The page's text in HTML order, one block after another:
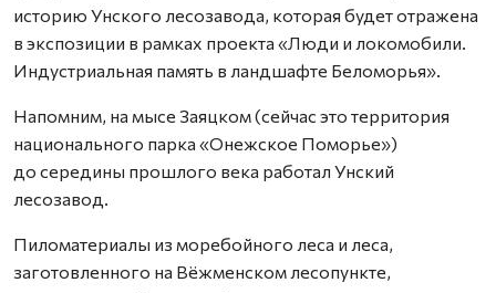
историю Унского лесозавода, которая будет отражена
в экспозиции в рамках проекта «Люди и локомобили.
Индустриальная память в ландшафте Беломорья».
Напомним, на мысе Заяцком (сейчас это территория
национального парка «Онежское Поморье»)
до середины прошлого века работал Унский
лесозавод.
Пиломатериалы из моребойного леса и леса,
заготовленного на Вёжменском лесопункте,